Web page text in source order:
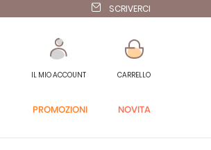
SCRIVERCI
IL MIO ACCOUNT CARRELLO
PROMOZIONI NOVITÀ